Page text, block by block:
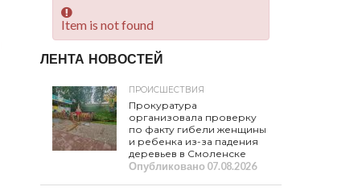
Item is not found
ЛЕНТА НОВОСТЕЙ
ПРОИСШЕСТВИЯ
Прокуратура
организовала проверку
по факту гибели женщины
и ребенка из-за падения
деревьев в Смоленске
Опубликовано07.08.2026